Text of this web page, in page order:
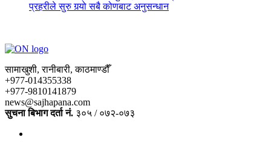
प्रहरीले सुरु गर्‍यो सबै कोणबाट अनुसन्धान
सामाखुशी, रानीबारी, काठमाण्डौँ
+977-014355338
+977-9810141879
news@sajhapana.com
सुचना बिभाग दर्ता नं. ३०५ / ०७२-०७३